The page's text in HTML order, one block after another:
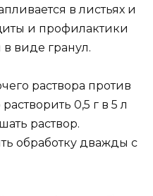
в листьях и
и профилактики
виде гранул.
раствора против
0,5 г в 5 л
раствор.
обработку дважды с